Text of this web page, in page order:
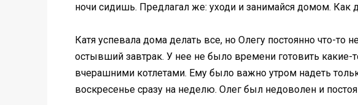
ночи сидишь. Предлагал же: уходи и занимайся домом. Как
Катя успевала дома делать все, но Олегу постоянно что-
остывший завтрак. У нее не было времени готовить
вчерашними котлетами. Ему было важно утром надеть
воскресенье сразу на неделю. Олег был недоволен и